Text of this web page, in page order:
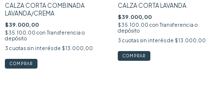
CALZA CORTA COMBINADA
LAVANDA/CREMA
$39.000,00
$35.100,00 con Transferencia o
depósito
3 cuotas sin interés de $13.000,00
COMPRAR
CALZA CORTA LAVANDA
$39.000,00
$35.100,00 con Transferencia o
depósito
3 cuotas sin interés de $13.000,00
COMPRAR